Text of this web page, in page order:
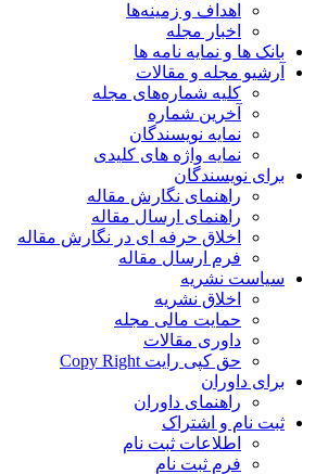
اهداف و زمینه‌ها
اخبار مجله
بانک ها و نمایه نامه ها
آرشیو مجله و مقالات
کلیه شماره‌های مجله
آخرین شماره
نمایه نویسندگان
نمایه واژه های کلیدی
برای نویسندگان
راهنمای نگارش مقاله
راهنمای ارسال مقاله
اخلاق حرفه ای در نگارش مقاله
فرم ارسال مقاله
سیاست نشریه
اخلاق نشریه
حمایت مالی مجله
داوری مقالات
حق کپی رایت Copy Right
برای داوران
راهنمای داوران
ثبت نام و اشتراک
اطلاعات ثبت نام
فرم ثبت نام